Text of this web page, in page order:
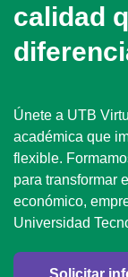
calidad
Únete a UTB
académica que
flexible.
para transformar
económico,
Universidad
Solicitar